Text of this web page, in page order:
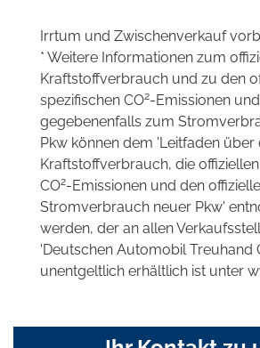
Irrtum und Zwischenverkauf
* Weitere Informationen zum
Kraftstoffverbrauch und zu den
spezifischen CO2-Emissionen und
gegebenenfalls zum
Pkw können dem 'Leitfaden über
Kraftstoffverbrauch, die
CO2-Emissionen und den
Stromverbrauch neuer Pkw'
werden, der an allen
'Deutschen Automobil Treuhand
unentgeltlich erhältlich ist unter